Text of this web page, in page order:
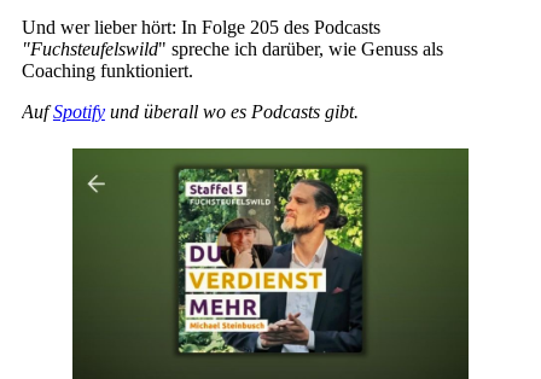
Und wer lieber hört: In Folge 205 des Podcasts
"Fuchsteufelswild" spreche ich darüber, wie Genuss als
Coaching funktioniert.
AufSpotifyund überall wo es Podcasts gibt.